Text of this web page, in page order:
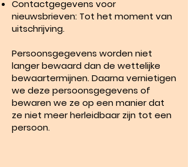
Contactgegevens voor
nieuwsbrieven: Tot het moment van
uitschrijving.
Persoonsgegevens worden niet
langer bewaard dan de wettelijke
bewaartermijnen. Daarna vernietigen
we deze persoonsgegevens of
bewaren we ze op een manier dat
ze niet meer herleidbaar zijn tot een
persoon.